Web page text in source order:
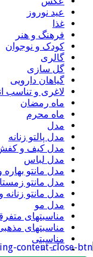
عید نوروز
غذا
فرهنگ و هنر
کودک و نوجوان
گالری
گل سازی
گیاهان دارویی
لاغری و تناسب
ماه رمضان
ماه محرم
مدل
مدل پالتو زنانه
مدل کیف و
مدل لباس
مدل مانتو بهاره
مدل مانتو
مدل مانتو زنانه
مدل مو
مناسبتهای
مناسبتهای
مناسبتی
منجوق دوزی